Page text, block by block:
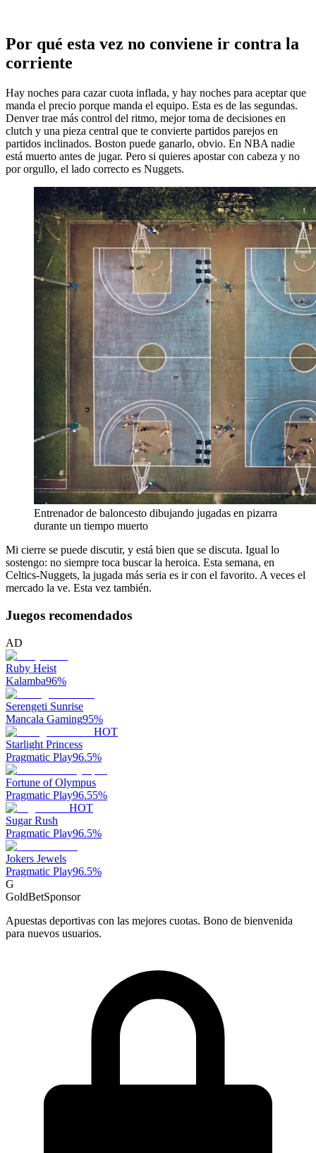
Por qué esta vez no conviene ir contra la
corriente
Hay noches para cazar cuota inflada, y hay noches para aceptar que
manda el precio porque manda el equipo. Esta es de las segundas.
Denver trae más control del ritmo, mejor toma de decisiones en
clutch y una pieza central que te convierte partidos parejos en
partidos inclinados. Boston puede ganarlo, obvio. En NBA nadie
está muerto antes de jugar. Pero si quieres apostar con cabeza y no
por orgullo, el lado correcto es Nuggets.
Entrenador de baloncesto dibujando jugadas en pizarra
durante un tiempo muerto
Mi cierre se puede discutir, y está bien que se discuta. Igual lo
sostengo: no siempre toca buscar la heroica. Esta semana, en
Celtics-Nuggets, la jugada más seria es ir con el favorito. A veces el
mercado la ve. Esta vez también.
Juegos recomendados
AD
Ruby Heist
Kalamba96%
Serengeti Sunrise
Mancala Gaming95%
HOT
Starlight Princess
Pragmatic Play96.5%
Fortune of Olympus
Pragmatic Play96.55%
HOT
Sugar Rush
Pragmatic Play96.5%
Jokers Jewels
Pragmatic Play96.5%
G
GoldBetSponsor
Apuestas deportivas con las mejores cuotas. Bono de bienvenida
para nuevos usuarios.